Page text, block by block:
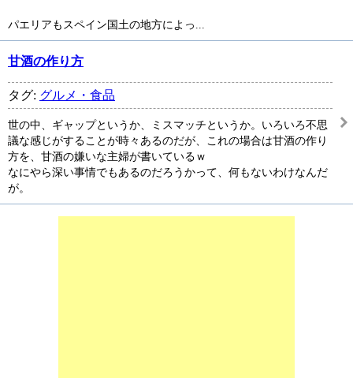
パエリアもスペイン国土の地方によっ...
甘酒の作り方
タグ: グルメ・食品
世の中、ギャップというか、ミスマッチというか。いろいろ不思
議な感じがすることが時々あるのだが、これの場合は甘酒の作り
方を、甘酒の嫌いな主婦が書いているｗ
なにやら深い事情でもあるのだろうかって、何もないわけなんだ
が。